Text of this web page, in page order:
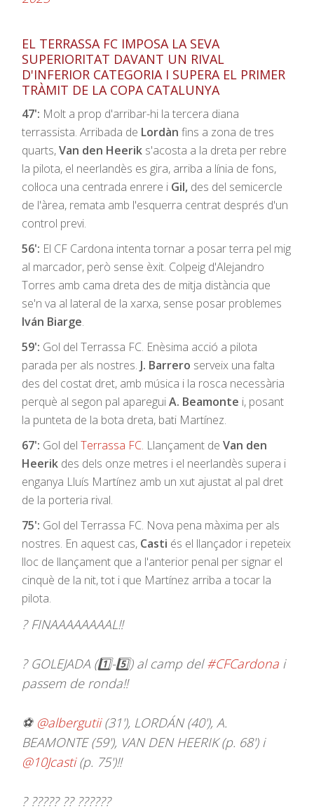
EL TERRASSA FC IMPOSA LA SEVA
SUPERIORITAT DAVANT UN RIVAL
D'INFERIOR CATEGORIA I SUPERA EL PRIMER
TRÀMIT DE LA COPA CATALUNYA
47': Molt a prop d'arribar-hi la tercera diana
terrassista. Arribada de Lordàn fins a zona de tres
quarts,Van den Heerik s'acosta a la dreta per rebre
la pilota, el neerlandès es gira, arriba a línia de fons,
col·loca una centrada enrere i Gil, des del semicercle
de l'àrea, remata amb l'esquerra centrat després d'un
control previ.
56': El CF Cardona intenta tornar a posar terra pel mig
al marcador, però sense èxit. Colpeig d'Alejandro
Torres amb cama dreta des de mitja distància que
se'n va al lateral de la xarxa, sense posar problemes
Iván Biarge.
59': Gol del Terrassa FC. Enèsima acció a pilota
parada per als nostres. J. Barrero serveix una falta
des del costat dret, amb música i la rosca necessària
perquè al segon pal apareguiA. Beamonte i, posant
la punteta de la bota dreta, bati Martínez.
67': Gol del Terrassa FC. Llançament de Van den
Heerik des dels onze metres i el neerlandès supera i
enganya Lluís Martínez amb un xut ajustat al pal dret
de la porteria rival.
75': Gol del Terrassa FC. Nova pena màxima per als
nostres. En aquest cas, Casti és el llançador i repeteix
lloc de llançament que a l'anterior penal per signar el
cinquè de la nit, tot i que Martínez arriba a tocar la
pilota.
? FINAAAAAAAAL‼️
? GOLEJADA (1️⃣-5️⃣) al camp del#CFCardona i
passem de ronda‼️
⚽ @albergutii(31'), LORDÁN (40'), A.
BEAMONTE (59'), VAN DEN HEERIK (p. 68') i
@10Jcasti(p. 75')‼️
? ????? ?? ??????